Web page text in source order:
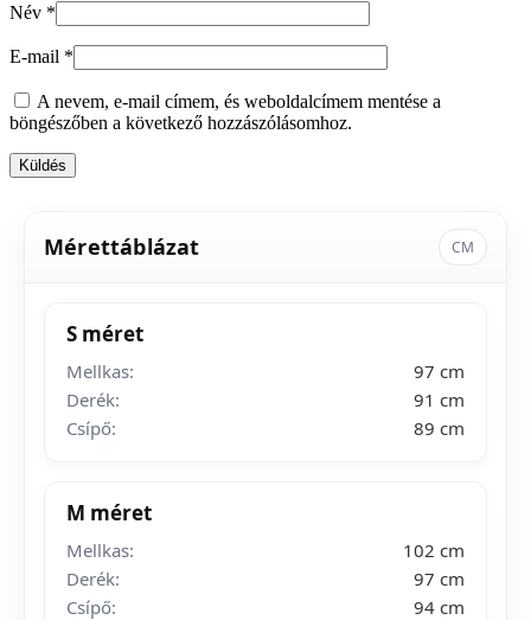
Név *
E-mail *
A nevem, e-mail címem, és weboldalcímem mentése a
böngészőben a következő hozzászólásomhoz.
Mérettáblázat CM
S méret
Mellkas:
97 cm
Derék:
91 cm
Csípő:
89 cm
M méret
Mellkas:
102 cm
Derék:
97 cm
Csípő:
94 cm